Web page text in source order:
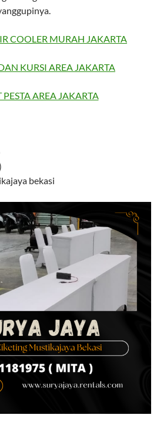
COOLER MURAH JAKARTA
KURSI AREA JAKARTA
PESTA AREA JAKARTA
bekasi